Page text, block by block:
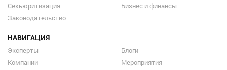
Секьюритизация
Законодательство
Бизнес и финансы
НАВИГАЦИЯ
Эксперты
Компании
Блоги
Мероприятия